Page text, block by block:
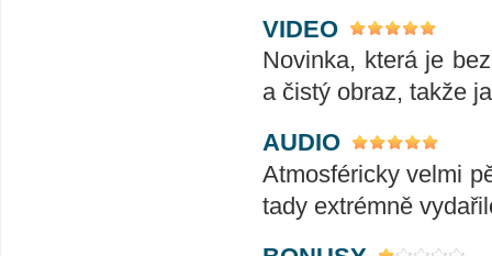
VIDEO
Novinka, která je
a čistý obraz, takže
AUDIO
Atmosféricky velmi
tady extrémně